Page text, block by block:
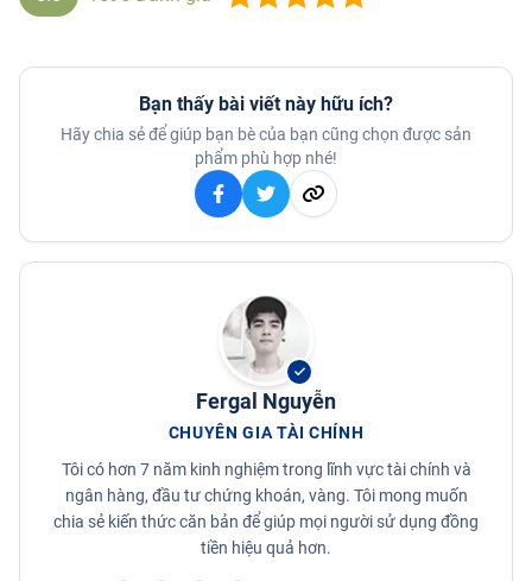
Bạn thấy bài viết này hữu ích?
Hãy chia sẻ để giúp bạn bè của bạn cũng chọn được sản
phẩm phù hợp nhé!
Fergal Nguyễn
CHUYÊN GIA TÀI CHÍNH
Tôi có hơn 7 năm kinh nghiệm trong lĩnh vực tài chính và
ngân hàng, đầu tư chứng khoán, vàng. Tôi mong muốn
chia sẻ kiến thức căn bản để giúp mọi người sử dụng đồng
tiền hiệu quả hơn.